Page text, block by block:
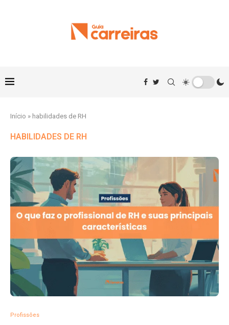
Início » habilidades de RH
HABILIDADES DE RH
Profissões